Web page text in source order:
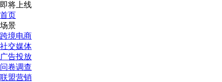
即将上线
首页
场景
跨境电商
社交媒体
广告投放
问卷调查
联盟营销